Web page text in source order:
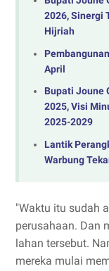
2026, Sinergi
Hijriah
April
‎Bupati Joune
2025, Visi
2025-2029
Lantik
Warbung
"Waktu itu sudah
perusahaan. Dan
lahan tersebut.
mereka mulai